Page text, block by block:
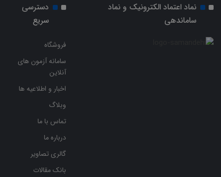
نماد اعتماد الکترونیک و نماد
ساماندهی
دسترسی
سریع
فروشگاه
سامانه آزمون های
آنلاین
اخبار و اطلاعیه ها
وبلاگ
تماس با ما
درباره ما
گالری تصاویر
بانک مقالات